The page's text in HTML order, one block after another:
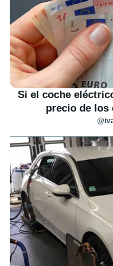
Si el coche
precio de